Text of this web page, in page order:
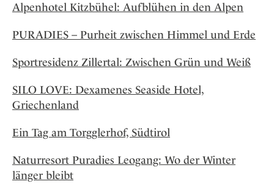
Alpenhotel Kitzbühel: Aufblühen in den Alpen
PURADIES – Purheit zwischen Himmel und Erde
Sportresidenz Zillertal: Zwischen Grün und Weiß
SILO LOVE: Dexamenes Seaside Hotel,
Griechenland
Ein Tag am Torgglerhof, Südtirol
Naturresort Puradies Leogang: Wo der Winter
länger bleibt